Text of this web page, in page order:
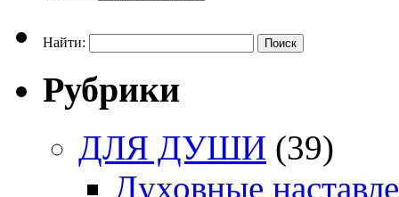
Найти:
Рубрики
ДЛЯ ДУШИ (39)
Духовные